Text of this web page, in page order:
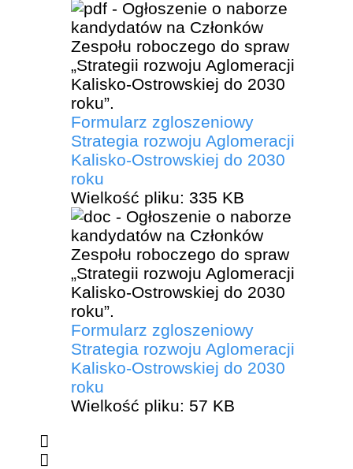
Formularz zgloszeniowy
Strategia rozwoju Aglomeracji
Kalisko-Ostrowskiej do 2030
roku
Wielkość pliku: 335 KB
Formularz zgloszeniowy
Strategia rozwoju Aglomeracji
Kalisko-Ostrowskiej do 2030
roku
Wielkość pliku: 57 KB